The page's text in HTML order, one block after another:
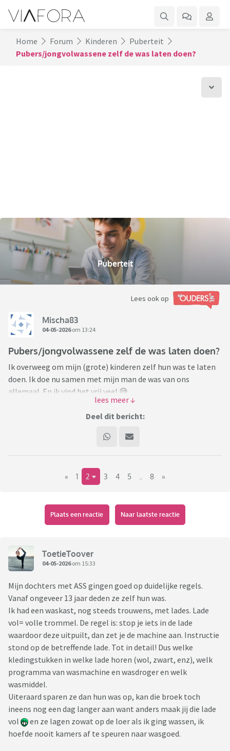
Home Forum Kinderen
Puberteit
Pubers/jongvolwassene zelf de was laten doen?
Puberteit
Lees ook op
Mischa83
04-05-2026om 13:24
Pubers/jongvolwassene zelf de was laten doen?
Ik overweeg om mijn (grote) kinderen zelf hun was te laten
doen. Ik doe nu samen met mijn man de was van ons
allemaal. En ik vind het vrij veel 😅.
Mijn zoons zijn 19, 18 en 15. Ik ben altijd een pick your battles
opvoeder geweest. Een stijl die goed bij mij en mijn man
battles gaat worden. Ik heb namelijk veel werk aan de was,
mede doordat de jongens makkelijk zijn met wat 'vies' is.
Natuurlijk spreek ik ze hier op aan als ik zie dat er dingen in
de was gegooid worden waarvan ik weet dat het amper
dan opruimen. Zoals dat gaat met pubers gaat het dan weer
een tijdje beter, totdat het weer verzandt. En ik ze weer
aanspreek. En opnieuw. Daarnaast is er ook 'gewoon' vrij veel
Maar ja, ik voel me soms wel gekke Henkie, die continu de
was aan het doen is voor die grote jongens.
Voor de ouders die mij zijn voorgegaan hierin; hoe heb je dit
geimplementeerd? Heb je bijvoorbeeld vaste wasdagen
afgesproken? Afspraken gemaakt over de wasmachine niet
met een sok en een broek erin aanzetten? En doe je de
gezamenlijke was (handdoeken enzo) wel nog zelf? Hoe
pakten je kinderen dit op? Gingen ze eerst alles opsparen
tot ze niks meer schoon hadden?
Ben benieuwd naar jullie ervaringen/meningen!
Deel dit bericht:
« 1 2 3 4 5 8 »
Plaats een reactie Naar laatste reactie
ToetieToover
04-05-2026om 15:33
Mijn dochters met ASS gingen goed op duidelijke regels.
Vanaf ongeveer 13 jaar deden ze zelf hun was.
Ik had een waskast, nog steeds trouwens, met lades. Lade
vol= volle trommel. De regel is: stop je iets in de lade
waardoor deze uitpuilt, dan zet je de machine aan. Instructie
stond op de betreffende lade. Tot in detail! Dus welke
kledingstukken in welke lade horen (wol, zwart, enz), welk
programma van wasmachine en wasdroger en welk
wasmiddel.
Uiteraard sparen ze dan hun was op, kan die broek toch
ineens nog een dag langer aan want anders maak jij die lade
vol
en ze lagen zowat op de loer als ik ging wassen, ik
hoefde nooit kamers af te speuren naar wasgoed.